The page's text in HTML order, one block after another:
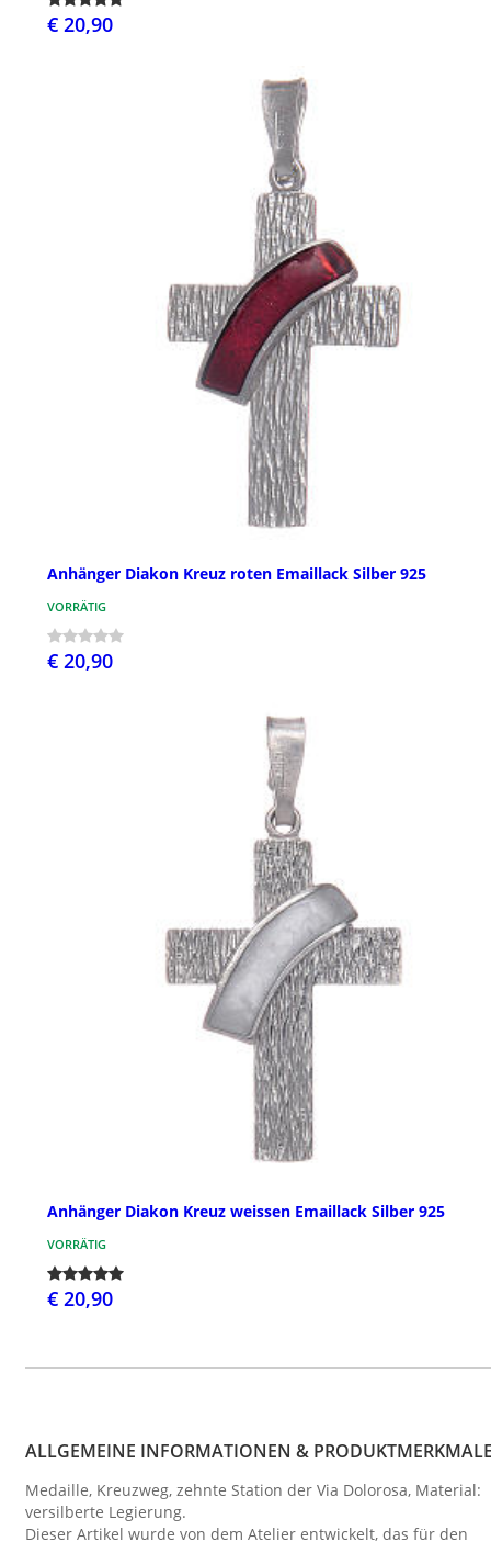
€ 20,90
Anhänger Diakon Kreuz roten Emaillack Silber 925
VORRÄTIG
€ 20,90
Anhänger Diakon Kreuz weissen Emaillack Silber 925
VORRÄTIG
€ 20,90
ALLGEMEINE INFORMATIONEN &
Medaille, Kreuzweg, zehnte Station der Via Dolorosa, Material:
versilberte Legierung.
Dieser Artikel wurde von dem Atelier entwickelt, das für den